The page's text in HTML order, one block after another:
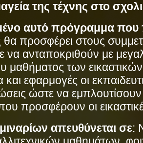
της τέχνης στο
αυτό πρόγραμμα που
θα προσφέρει στους
να ανταποκριθούν με
μαθήματος των
και εφαρμογές οι
ώστε να εμπλουτίσουν
προσφέρουν οι
απευθύνεται σε: